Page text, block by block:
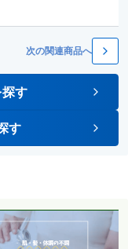
次の関連商品へ
す
す